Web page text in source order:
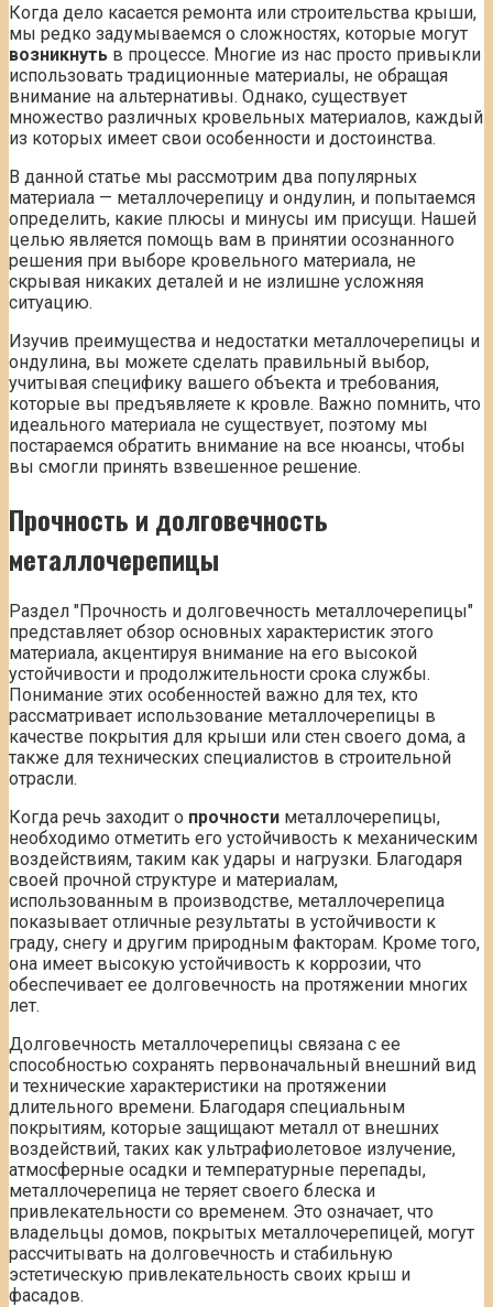
Когда дело касается ремонта или строительства крыши,
мы редко задумываемся о сложностях, которые могут
возникнуть в процессе. Многие из нас просто привыкли
использовать традиционные материалы, не обращая
внимание на альтернативы. Однако, существует
множество различных кровельных материалов, каждый
из которых имеет свои особенности и достоинства.
В данной статье мы рассмотрим два популярных
материала — металлочерепицу и ондулин, и попытаемся
определить, какие плюсы и минусы им присущи. Нашей
целью является помощь вам в принятии осознанного
решения при выборе кровельного материала, не
скрывая никаких деталей и не излишне усложняя
ситуацию.
Изучив преимущества и недостатки металлочерепицы и
ондулина, вы можете сделать правильный выбор,
учитывая специфику вашего объекта и требования,
которые вы предъявляете к кровле. Важно помнить, что
идеального материала не существует, поэтому мы
постараемся обратить внимание на все нюансы, чтобы
вы смогли принять взвешенное решение.
Прочность и долговечность
металлочерепицы
Раздел "Прочность и долговечность металлочерепицы"
представляет обзор основных характеристик этого
материала, акцентируя внимание на его высокой
устойчивости и продолжительности срока службы.
Понимание этих особенностей важно для тех, кто
рассматривает использование металлочерепицы в
качестве покрытия для крыши или стен своего дома, а
также для технических специалистов в строительной
отрасли.
Когда речь заходит о прочности металлочерепицы,
необходимо отметить его устойчивость к механическим
воздействиям, таким как удары и нагрузки. Благодаря
своей прочной структуре и материалам,
использованным в производстве, металлочерепица
показывает отличные результаты в устойчивости к
граду, снегу и другим природным факторам. Кроме того,
она имеет высокую устойчивость к коррозии, что
обеспечивает ее долговечность на протяжении многих
лет.
Долговечность металлочерепицы связана с ее
способностью сохранять первоначальный внешний вид
и технические характеристики на протяжении
длительного времени. Благодаря специальным
покрытиям, которые защищают металл от внешних
воздействий, таких как ультрафиолетовое излучение,
атмосферные осадки и температурные перепады,
металлочерепица не теряет своего блеска и
привлекательности со временем. Это означает, что
владельцы домов, покрытых металлочерепицей, могут
рассчитывать на долговечность и стабильную
эстетическую привлекательность своих крыш и
фасадов.